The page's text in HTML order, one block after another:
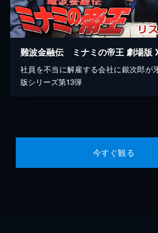
社員を不当に解雇する会社に銀次郎が
版シリーズ第13弾
今すぐ観る